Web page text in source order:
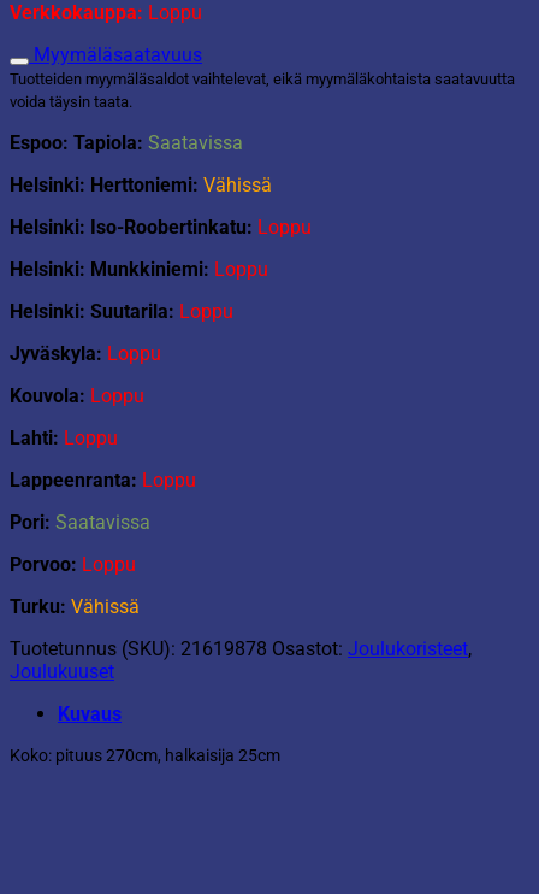
Verkkokauppa: Loppu
Myymäläsaatavuus
Tuotteiden myymäläsaldot vaihtelevat, eikä myymäläkohtaista saatavuutta
voida täysin taata.
Espoo: Tapiola: Saatavissa
Helsinki: Herttoniemi: Vähissä
Helsinki: Iso-Roobertinkatu: Loppu
Helsinki: Munkkiniemi: Loppu
Helsinki: Suutarila: Loppu
Jyväskyla: Loppu
Kouvola: Loppu
Lahti: Loppu
Lappeenranta: Loppu
Pori: Saatavissa
Porvoo: Loppu
Turku: Vähissä
Tuotetunnus (SKU): 21619878 Osastot: Joulukoristeet,
Joulukuuset
Kuvaus
Koko: pituus 270cm, halkaisija 25cm